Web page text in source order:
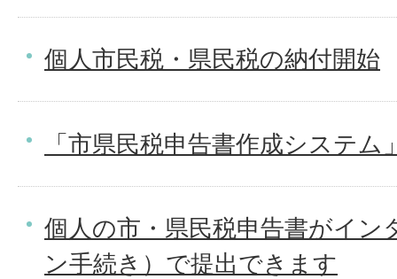
個人市民税・県民税の納付開始
「市県民税申告書作成システ
個人の市・県民税申告書がイン
ン手続き）で提出できます